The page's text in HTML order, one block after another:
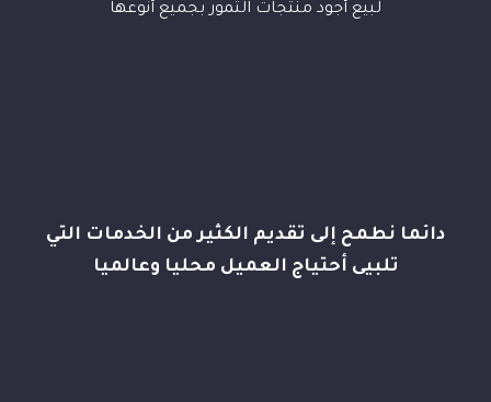
لبيع أجود منتجات التمور بجميع أنوعها
دائما نطمح إلى تقديم الكثير من الخدمات التي
تلبيى أحتياج العميل محليا وعالميا